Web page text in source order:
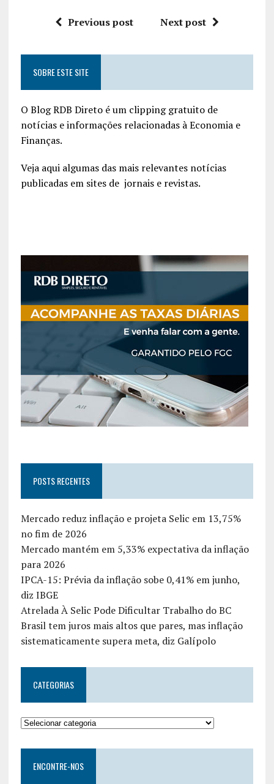
Previous post Next post
SOBRE ESTE SITE
O Blog RDB Direto é um clipping gratuito de
notícias e informações relacionadas à Economia e
Finanças.
Veja aqui algumas das mais relevantes notícias
publicadas em sites de jornais e revistas.
POSTS RECENTES
Mercado reduz inflação e projeta Selic em 13,75%
no fim de 2026
Mercado mantém em 5,33% expectativa da inflação
para 2026
IPCA-15: Prévia da inflação sobe 0,41% em junho,
diz IBGE
Atrelada À Selic Pode Dificultar Trabalho do BC
Brasil tem juros mais altos que pares, mas inflação
sistematicamente supera meta, diz Galípolo
CATEGORIAS
ENCONTRE-NOS